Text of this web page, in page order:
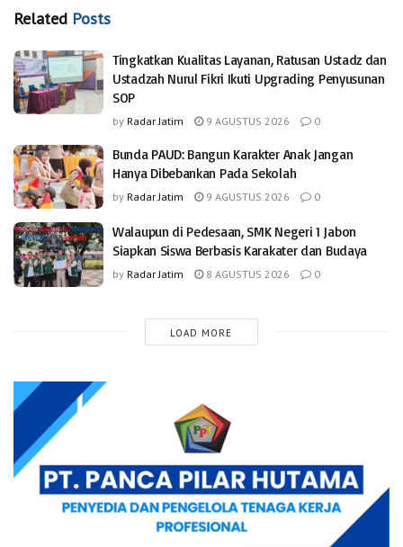
Related Posts
Tingkatkan Kualitas Layanan, Ratusan Ustadz dan
Ustadzah Nurul Fikri Ikuti Upgrading Penyusunan
SOP
by Radar Jatim 9 AGUSTUS 2026 0
Bunda PAUD: Bangun Karakter Anak Jangan
Hanya Dibebankan Pada Sekolah
by Radar Jatim 9 AGUSTUS 2026 0
Walaupun di Pedesaan, SMK Negeri 1 Jabon
Siapkan Siswa Berbasis Karakater dan Budaya
by Radar Jatim 8 AGUSTUS 2026 0
LOAD MORE